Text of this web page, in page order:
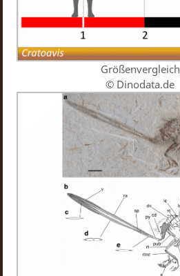
Größenvergleich
© Dinodata.de